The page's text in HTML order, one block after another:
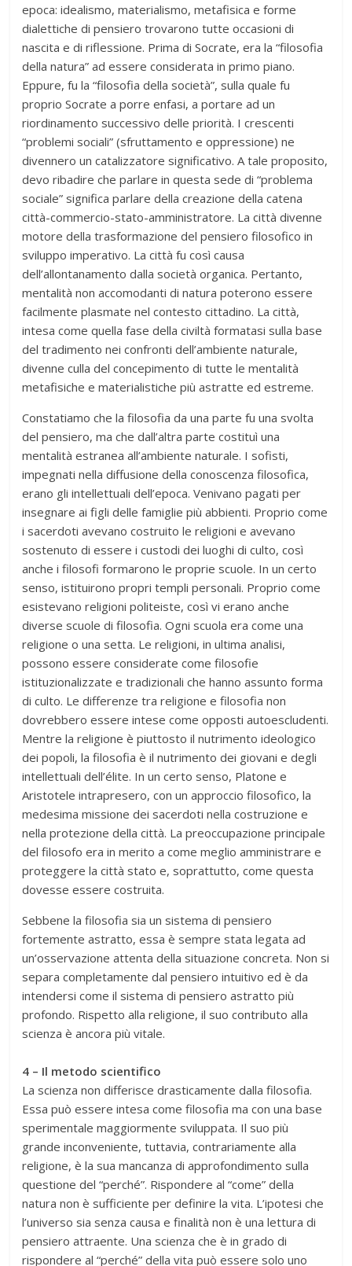
epoca: idealismo, materialismo, metafisica e forme
dialettiche di pensiero trovarono tutte occasioni di
nascita e di riflessione. Prima di Socrate, era la “filosofia
della natura” ad essere considerata in primo piano.
Eppure, fu la “filosofia della società”, sulla quale fu
proprio Socrate a porre enfasi, a portare ad un
riordinamento successivo delle priorità. I crescenti
“problemi sociali” (sfruttamento e oppressione) ne
divennero un catalizzatore significativo. A tale proposito,
devo ribadire che parlare in questa sede di “problema
sociale” significa parlare della creazione della catena
città-commercio-stato-amministratore. La città divenne
motore della trasformazione del pensiero filosofico in
sviluppo imperativo. La città fu così causa
dell’allontanamento dalla società organica. Pertanto,
mentalità non accomodanti di natura poterono essere
facilmente plasmate nel contesto cittadino. La città,
intesa come quella fase della civiltà formatasi sulla base
del tradimento nei confronti dell’ambiente naturale,
divenne culla del concepimento di tutte le mentalità
metafisiche e materialistiche più astratte ed estreme.
Constatiamo che la filosofia da una parte fu una svolta
del pensiero, ma che dall’altra parte costituì una
mentalità estranea all’ambiente naturale. I sofisti,
impegnati nella diffusione della conoscenza filosofica,
erano gli intellettuali dell’epoca. Venivano pagati per
insegnare ai figli delle famiglie più abbienti. Proprio come
i sacerdoti avevano costruito le religioni e avevano
sostenuto di essere i custodi dei luoghi di culto, così
anche i filosofi formarono le proprie scuole. In un certo
senso, istituirono propri templi personali. Proprio come
esistevano religioni politeiste, così vi erano anche
diverse scuole di filosofia. Ogni scuola era come una
religione o una setta. Le religioni, in ultima analisi,
possono essere considerate come filosofie
istituzionalizzate e tradizionali che hanno assunto forma
di culto. Le differenze tra religione e filosofia non
dovrebbero essere intese come opposti autoescludenti.
Mentre la religione è piuttosto il nutrimento ideologico
dei popoli, la filosofia è il nutrimento dei giovani e degli
intellettuali dell’élite. In un certo senso, Platone e
Aristotele intrapresero, con un approccio filosofico, la
medesima missione dei sacerdoti nella costruzione e
nella protezione della città. La preoccupazione principale
del filosofo era in merito a come meglio amministrare e
proteggere la città stato e, soprattutto, come questa
dovesse essere costruita.
Sebbene la filosofia sia un sistema di pensiero
fortemente astratto, essa è sempre stata legata ad
un’osservazione attenta della situazione concreta. Non si
separa completamente dal pensiero intuitivo ed è da
intendersi come il sistema di pensiero astratto più
profondo. Rispetto alla religione, il suo contributo alla
scienza è ancora più vitale.
4 – Il metodo scientifico
La scienza non differisce drasticamente dalla filosofia.
Essa può essere intesa come filosofia ma con una base
sperimentale maggiormente sviluppata. Il suo più
grande inconveniente, tuttavia, contrariamente alla
religione, è la sua mancanza di approfondimento sulla
questione del “perché”. Rispondere al “come” della
natura non è sufficiente per definire la vita. L’ipotesi che
l’universo sia senza causa e finalità non è una lettura di
pensiero attraente. Una scienza che è in grado di
rispondere al “perché” della vita può essere solo uno